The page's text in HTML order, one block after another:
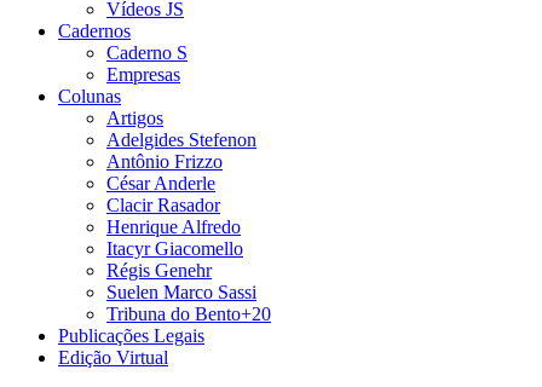
Vídeos JS
Cadernos
Caderno S
Empresas
Colunas
Artigos
Adelgides Stefenon
Antônio Frizzo
César Anderle
Clacir Rasador
Henrique Alfredo
Itacyr Giacomello
Régis Genehr
Suelen Marco Sassi
Tribuna do Bento+20
Publicações Legais
Edição Virtual